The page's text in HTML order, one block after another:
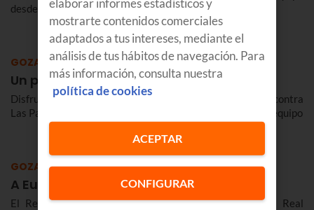
desde la grada
GOZATU
Un planazo de primera
Disfruta del ambiente de Ipurua en los partidos del Eibar contra
Las Palmas y el Sporting, en un momento decisivo para el equipo
GOZATU
A Europa se va por Donosti
El Reale Arena vibrará contigo en los partidos de la Real
elaborar informes estadísticos y
mostrarte contenidos comerciales
adaptados a tus intereses, mediante el
análisis de tus hábitos de navegación. Para
más información, consulta nuestra
política de cookies
CONFIGURAR
ACEPTAR